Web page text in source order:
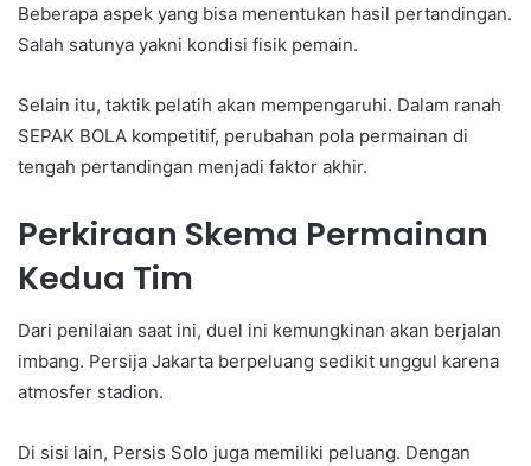
Beberapa aspek yang bisa menentukan hasil pertandingan.
Salah satunya yakni kondisi fisik pemain.
Selain itu, taktik pelatih akan mempengaruhi. Dalam ranah
SEPAK BOLA kompetitif, perubahan pola permainan di
tengah pertandingan menjadi faktor akhir.
Perkiraan Skema Permainan
Kedua Tim
Dari penilaian saat ini, duel ini kemungkinan akan berjalan
imbang. Persija Jakarta berpeluang sedikit unggul karena
atmosfer stadion.
Di sisi lain, Persis Solo juga memiliki peluang. Dengan